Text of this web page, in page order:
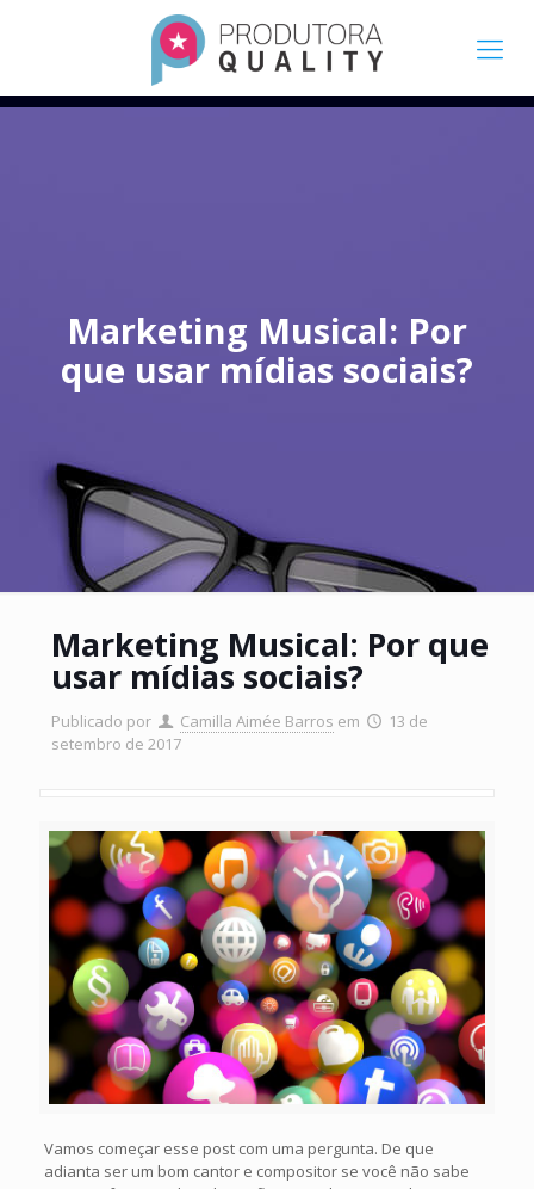
Marketing Musical: Por
que usar mídias sociais?
Marketing Musical: Por que
usar mídias sociais?
Publicado por Camilla Aimée Barros em
13 de
setembro de 2017
Vamos começar esse post com uma pergunta. De que
adianta ser um bom cantor e compositor se você não sabe